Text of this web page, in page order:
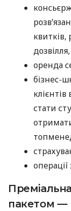
квитків,
оренда
бізнес-
стати
пакетом —